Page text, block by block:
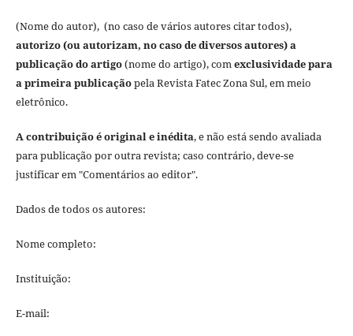
(Nome do autor), (no caso de vários autores citar todos),
autorizo (ou autorizam, no caso de diversos autores) a
publicação do artigo(nome do artigo), comexclusividade para
a primeira publicaçãopela Revista Fatec Zona Sul, em meio
eletrônico.
A contribuição é original e inédita, e não está sendo avaliada
para publicação por outra revista; caso contrário, deve-se
justificar em "Comentários ao editor".
Dados de todos os autores:
Nome completo:
Instituição:
E-mail: